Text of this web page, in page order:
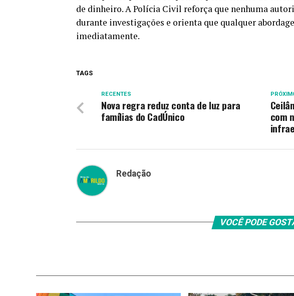
de dinheiro. A Polícia Civil reforça que nenhuma
durante investigações e orienta que qualquer
imediatamente.
TAGS
com
RECENTES
Nova regra reduz conta de luz para
famílias do CadÚnico
Redação
VOCÊ PODE